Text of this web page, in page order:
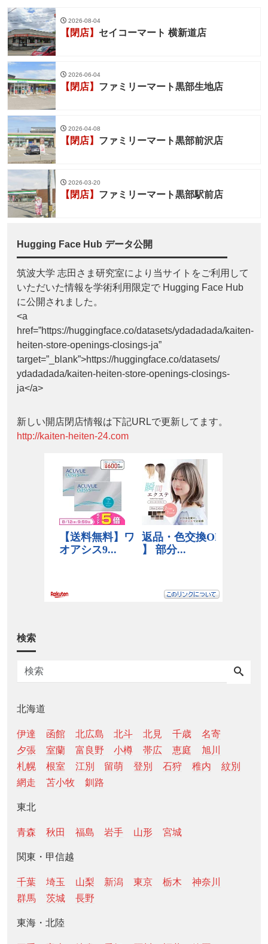
2026-08-04
【閉店】 セイコーマート 横新道店
2026-06-04
【閉店】 ファミリーマート黒部生地店
2026-04-08
【閉店】 ファミリーマート黒部前沢店
2026-03-20
【閉店】 ファミリーマート黒部駅前店
Hugging Face Hub データ公開
筑波大学 志田さま研究室により当サイトをご利用して
いただいた情報を学術利用限定で Hugging Face Hub
に公開されました。
<a
href=”https://huggingface.co/datasets/ydadadada/kaiten-
heiten-store-openings-closings-ja”
target=”_blank”>https://huggingface.co/datasets/
ydadadada/kaiten-heiten-store-openings-closings-
ja</a>
新しい開店閉店情報は下記URLで更新してます。
http://kaiten-heiten-24.com
検索
北海道
伊達 函館 北広島 北斗 北見 千歳
名寄
夕張
室蘭 富良野 小樽 帯広 恵庭
旭川
札幌
根室 江別 留萌 登別 石狩 稚内
紋別
網走
苫小牧 釧路
東北
青森 秋田 福島 岩手 山形 宮城
関東・甲信越
千葉 埼玉 山梨 新潟 東京 栃木
神奈川
群馬
茨城 長野
東海・北陸